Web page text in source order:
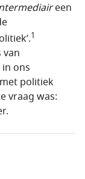
een
1
van
ons
politiek
vraag was: